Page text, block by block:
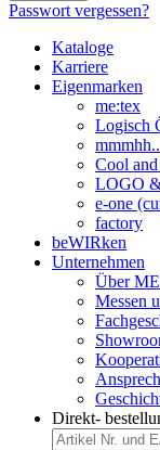
Passwort vergessen?
Kataloge
Karriere
Eigenmarken
me:tex
Logisch
Cool and
LOGO
e-one
factory
beWIRken
Unternehmen
Über
Messen
Direkt-